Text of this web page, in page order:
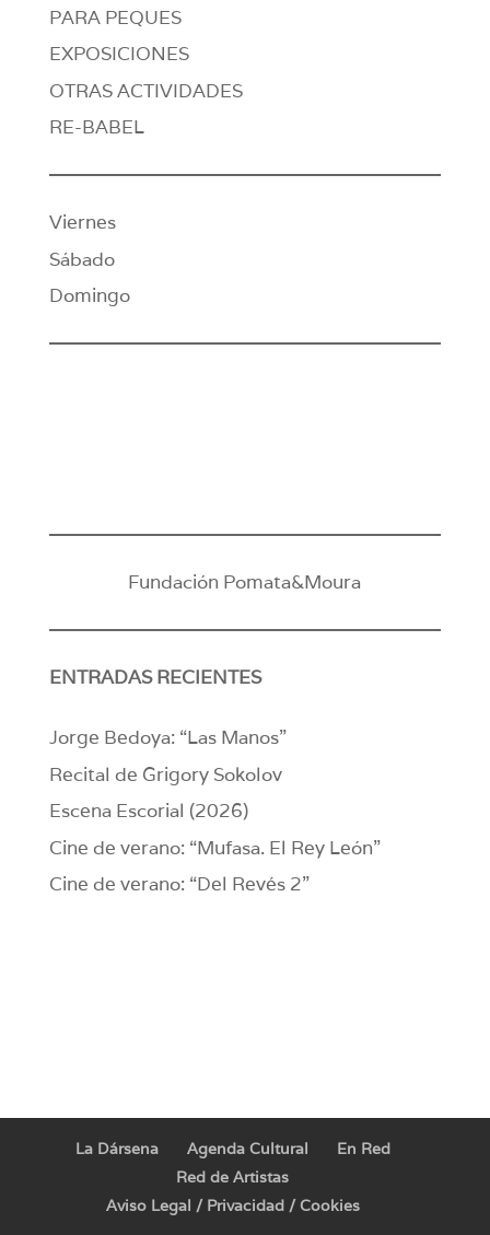
PARA PEQUES
EXPOSICIONES
OTRAS ACTIVIDADES
RE-BABEL
Viernes
Sábado
Domingo
Fundación Pomata&Moura
ENTRADAS RECIENTES
Jorge Bedoya: “Las Manos”
Recital de Grigory Sokolov
Escena Escorial (2026)
Cine de verano: “Mufasa. El Rey León”
Cine de verano: “Del Revés 2”
La Dársena Agenda Cultural
En Red
Red de Artistas
Aviso Legal / Privacidad / Cookies